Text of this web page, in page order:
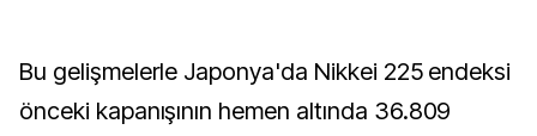
Bu gelişmelerle Japonya'da Nikkei 225 endeksi
önceki kapanışının hemen altında 36.809